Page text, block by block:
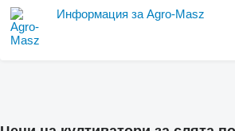
Информация за Agro-Masz